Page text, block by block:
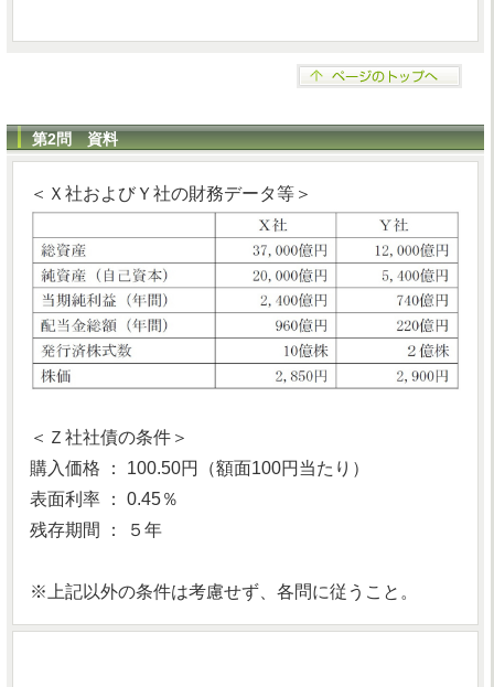
第2問 資料
＜Ｘ社およびＹ社の財務データ等＞
＜Ｚ社社債の条件＞
購入価格 ： 100.50円（額面100円当たり）
表面利率 ： 0.45％
残存期間 ： ５年
※上記以外の条件は考慮せず、各問に従うこと。